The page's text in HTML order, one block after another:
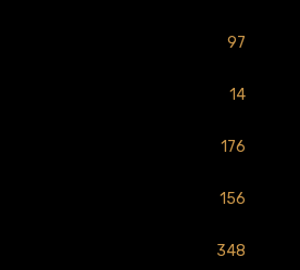
97
14
176
156
348